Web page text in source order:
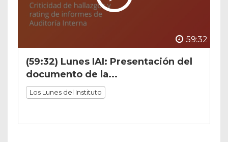
59:32
(59:32) Lunes IAI: Presentación del
documento de la...
Los Lunes del Instituto